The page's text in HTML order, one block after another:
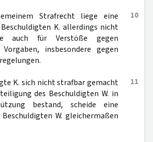
10
Strafrecht liege eine
K. allerdings nicht
auch für Verstöße gegen
insbesondere gegen
11
K. sich nicht strafbar gemacht
des Beschuldigten W. in
bestand, scheide eine
W. gleichermaßen